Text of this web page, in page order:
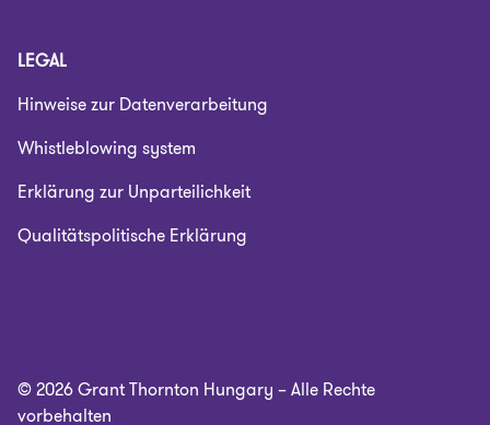
LEGAL
Hinweise zur Datenverarbeitung
Whistleblowing system
Erklärung zur Unparteilichkeit
Qualitätspolitische Erklärung
© 2026 Grant Thornton Hungary – Alle Rechte
vorbehalten